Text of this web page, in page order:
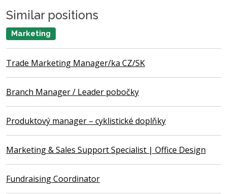
Similar positions
Marketing
Trade Marketing Manager/ka CZ/SK
Branch Manager / Leader pobočky
Produktový manager – cyklistické doplňky
Marketing & Sales Support Specialist | Office Design
Fundraising Coordinator